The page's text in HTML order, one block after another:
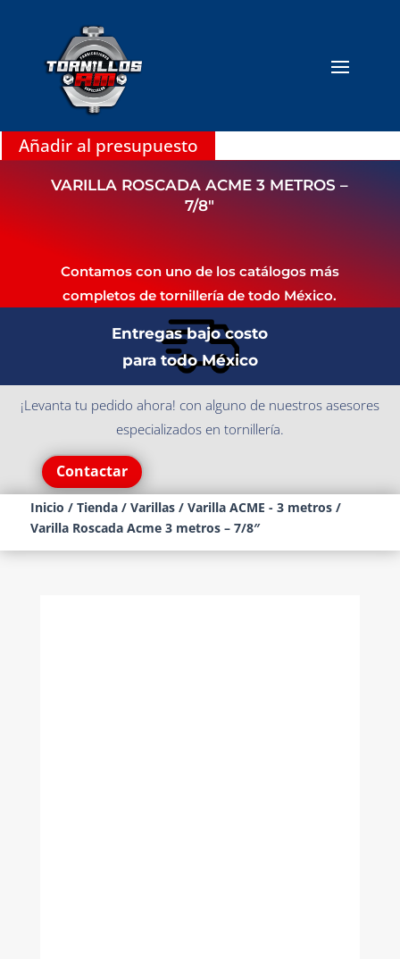
Añadir al presupuesto
VARILLA ROSCADA ACME 3 METROS –
7/8″
Contamos con uno de los catálogos más
completos de tornillería de todo México.
Entregas bajo costo
para todo México
¡Levanta tu pedido ahora! con alguno de nuestros asesores
especializados en tornillería.
Contactar
Inicio / Tienda/ Varillas/ Varilla ACME - 3 metros/
Varilla Roscada Acme 3 metros – 7/8″